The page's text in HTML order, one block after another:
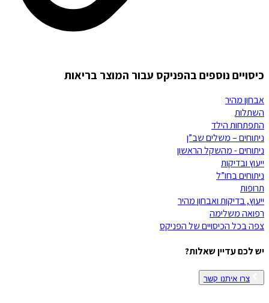
כיסויים נוספים בהפניקס עבור המוצר בריאות
אבחון מהיר
השתלות
התפתחות הילד
ניתוחים – משלים שב”ן
ניתוחים - מהשקל הראשון
ייעוץ ובדיקות
ניתוחים בחו”ל
תרופות
ייעוץ, בדיקות ואבחון מהיר
רפואה משלימה
צפה בכל הכיסויים שלהפניקס
יש לכם עדיין שאלות?
צרו איתנו קשר